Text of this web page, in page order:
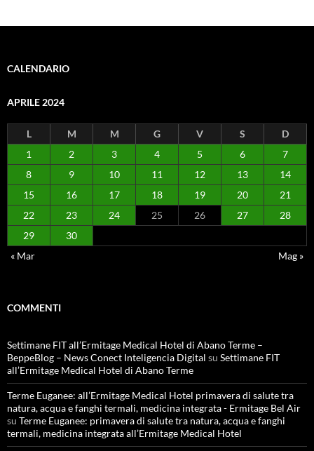
CALENDARIO
APRILE 2024
L M M G V S
D
1
2 3 4 5 6
7
8
9 10 11 12 13
14
15
16 17 18 19 20
21
22
23 24 25 26 27
28
29
30
« Mar
Mag »
COMMENTI
Settimane FIT all’Ermitage Medical Hotel di Abano Terme –
BeppeBlog – News Conect Inteligencia Digital su Settimane FIT
all’Ermitage Medical Hotel di Abano Terme
Terme Euganee: all’Ermitage Medical Hotel primavera di salute tra
natura, acqua e fanghi termali, medicina integrata - Ermitage Bel Air
su Terme Euganee: primavera di salute tra natura, acqua e fanghi
termali, medicina integrata all’Ermitage Medical Hotel